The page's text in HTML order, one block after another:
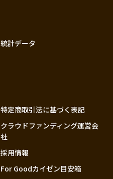
大分
統計データ
特定商取引法に基づく表記
クラウドファンディング運営会
社
採用情報
For Goodカイゼン目安箱